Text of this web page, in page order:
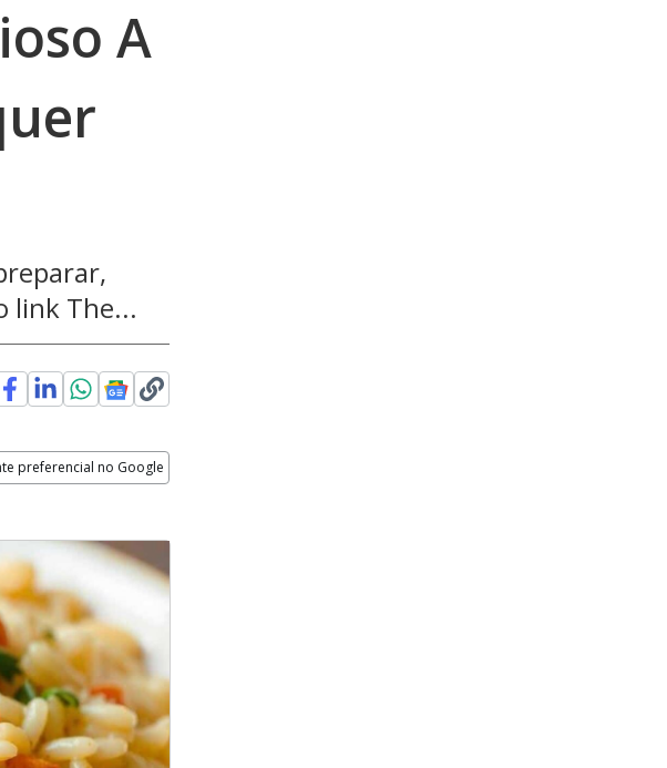
A
link The...
preferencial no Google